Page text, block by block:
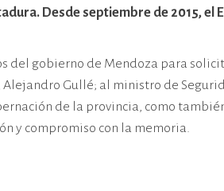
Desde septiembre de 2015, el
del gobierno de Mendoza para
Gullé; al ministro de
de la provincia, como
y compromiso con la memoria.